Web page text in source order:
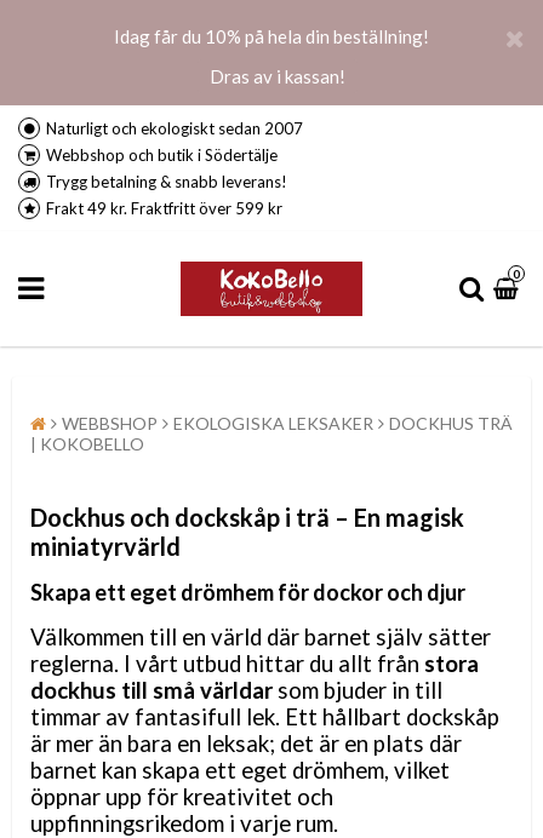
Idag får du 10% på hela din beställning!
Dras av i kassan!
Naturligt och ekologiskt sedan 2007
Webbshop och butik i Södertälje
Trygg betalning & snabb leverans!
Frakt 49 kr. Fraktfritt över 599 kr
0
WEBBSHOP EKOLOGISKA LEKSAKER
DOCKHUS TRÄ
| KOKOBELLO
Dockhus och dockskåp i trä – En magisk
miniatyrvärld
Skapa ett eget drömhemför dockor och djur
Välkommen till en värld där barnet själv sätter
reglerna. I vårt utbud hittar du allt från stora
dockhus till små världar som bjuder in till
timmar av fantasifull lek. Ett hållbart dockskåp
är mer än bara en leksak; det är en plats där
barnet kan skapa ett eget drömhem, vilket
öppnar upp för kreativitet och
uppfinningsrikedom i varje rum.